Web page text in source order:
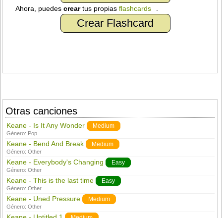
Ahora, puedescreartus propiasflashcards
Crear Flashcard
Otras canciones
Keane - Is It Any Wonder Medium
Género: Pop
Keane - Bend And Break Medium
Género:Other
Keane - Everybody's Changing Easy
Género:Other
Keane - This is the last time Easy
Género:Other
Keane - Uned Pressure Medium
Género:Other